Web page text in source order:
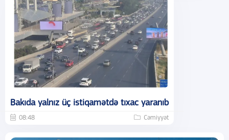
Bakıda yalnız üç istiqamətdə tıxac yaranıb
08:48 Cəmiyyət